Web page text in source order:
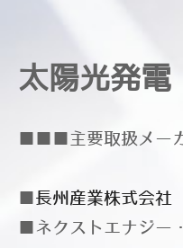
太陽光発
■■■主要取扱メー
長州産業株式会社
■ネクストエナジー